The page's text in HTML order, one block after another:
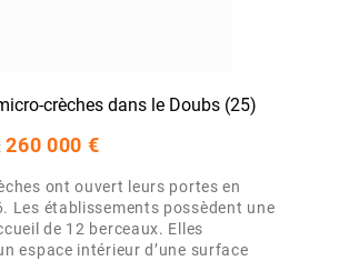
crèches dans le Doubs (25)
260 000 €
ont ouvert leurs portes en
Les établissements possèdent une
de 12 berceaux. Elles
espace intérieur d’une surface